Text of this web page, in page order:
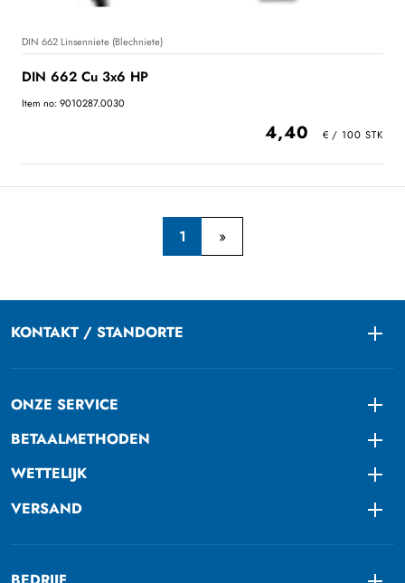
DIN 662 Linsenniete (Blechniete)
DIN 662 Cu 3x6 HP
Item no: 9010287.0030
4,40
1
KONTAKT / STANDORTE
ONZE SERVICE
BETAALMETHODEN
WETTELIJK
VERSAND